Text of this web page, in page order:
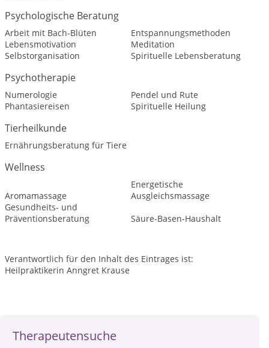
Therapeutensuche
Psychologische Beratung
Arbeit mit Bach-Blüten
Entspannungsmethoden
Lebensmotivation
Meditation
Selbstorganisation
Spirituelle Lebensberatung
Psychotherapie
Numerologie
Pendel und Rute
Phantasiereisen
Spirituelle Heilung
Tierheilkunde
Ernährungsberatung für Tiere
Wellness
Aromamassage
Energetische
Ausgleichsmassage
Gesundheits- und
Präventionsberatung
Säure-Basen-Haushalt
Verantwortlich für den Inhalt des Eintrages ist:
Heilpraktikerin Anngret Krause